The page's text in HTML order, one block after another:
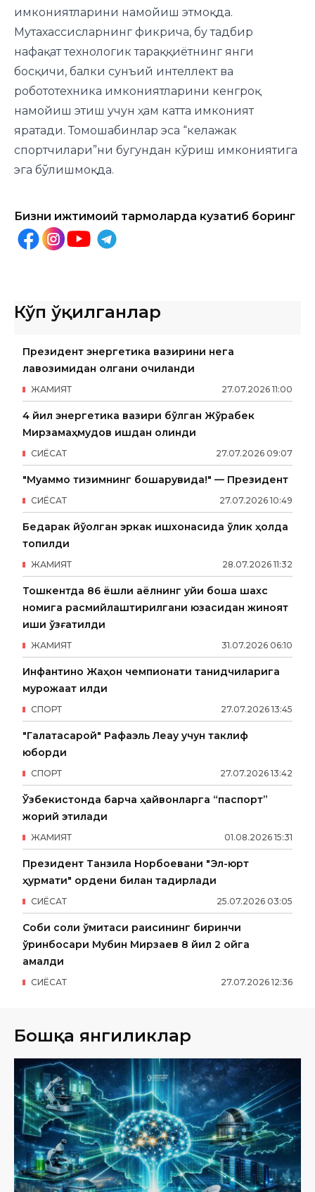
имкониятларини намойиш этмоқда.
Мутахассисларнинг фикрича, бу тадбир
нафақат технологик тараққиётнинг янги
босқичи, балки сунъий интеллект ва
робототехника имкониятларини кенгроқ
намойиш этиш учун ҳам катта имконият
яратади. Томошабинлар эса “келажак
спортчилари”ни бугундан кўриш имкониятига
эга бўлишмоқда.
Бизни ижтимоий тармоқларда кузатиб боринг
Кўп ўқилганлар
Президент энергетика вазирини нега
лавозимидан олгани очиқланди
27.07.2026 11:00
ЖАМИЯТ
4 йил энергетика вазири бўлган Жўрабек
Мирзамаҳмудов ишдан олинди
27.07.2026 09:07
СИËСАТ
"Муаммо тизимнинг бошқарувида!" — Президент
27.07.2026 10:49
СИËСАТ
Бедарак йўқолган эркак ишхонасида ўлик ҳолда
топилди
28.07.2026 11:32
ЖАМИЯТ
Тошкентда 86 ёшли аёлнинг уйи бошқа шахс
номига расмийлаштирилгани юзасидан жиноят
иши қўзғатилди
31.07.2026 06:10
ЖАМИЯТ
Инфантино Жаҳон чемпионати танқидчиларига
мурожаат қилди
27.07.2026 13:45
СПОРТ
"Галатасарой" Рафаэль Леау учун таклиф
юборди
27.07.2026 13:42
СПОРТ
Ўзбекистонда барча ҳайвонларга “паспорт”
жорий этилади
01.08.2026 15:31
ЖАМИЯТ
Президент Танзила Норбоевани "Эл-юрт
ҳурмати" ордени билан тақдирлади
25.07.2026 03:05
СИËСАТ
Собиқ солиқ қўмитаси раисининг биринчи
ўринбосари Мубин Мирзаев 8 йил 2 ойга
қамалди
27.07.2026 12:36
СИËСАТ
Бошқа янгиликлар